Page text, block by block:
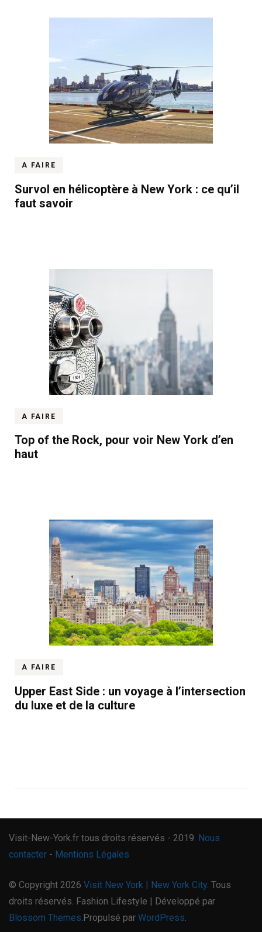
A FAIRE
Survol en hélicoptère à New York : ce qu’il
faut savoir
A FAIRE
Top of the Rock, pour voir New York d’en
haut
A FAIRE
Upper East Side : un voyage à l’intersection
du luxe et de la culture
Visit-New-York.fr tous droits réservés - 2019. Nous
contacter - Mentions Légales
© Copyright 2026 Visit New York | New York City. Tous
droits réservés. Fashion Lifestyle | Développé par
Blossom Themes.Propulsé par WordPress.